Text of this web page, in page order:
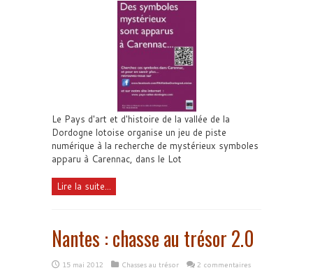
Le Pays d'art et d'histoire de la vallée de la
Dordogne lotoise organise un jeu de piste
numérique à la recherche de mystérieux symboles
apparu à Carennac, dans le Lot
Lire la suite...
Nantes : chasse au trésor 2.0
15 mai 2012 Chasses au trésor 2 commentaires